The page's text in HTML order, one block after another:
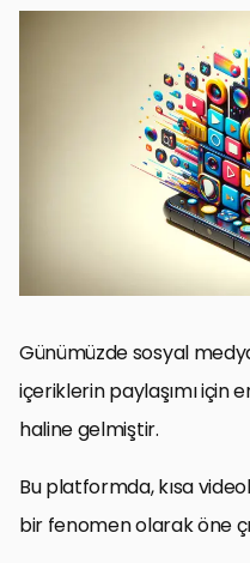
Instagram’da Kısa
İçerik Oluşturucular için
Video İçeriği Optimizasyonu
Algoritmayı Anlamak ve
Görsel Hikaye Anlatımının
Topluluk Oluşturma ve
Trendleri Takip Etmek ve
Sonuç: Instagram’da Kısa
Kısa Videoların
Günümüzde sosyal
içeriklerin paylaşımı
haline gelmiştir.
Bu platformda, kısa
bir fenomen olarak öne